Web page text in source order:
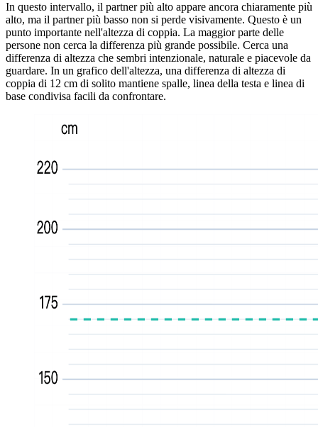
In questo intervallo, il partner più alto appare ancora chiaramente più
alto, ma il partner più basso non si perde visivamente. Questo è un
punto importante nell'altezza di coppia. La maggior parte delle
persone non cerca la differenza più grande possibile. Cerca una
differenza di altezza che sembri intenzionale, naturale e piacevole da
guardare. In un grafico dell'altezza, una differenza di altezza di
coppia di 12 cm di solito mantiene spalle, linea della testa e linea di
base condivisa facili da confrontare.